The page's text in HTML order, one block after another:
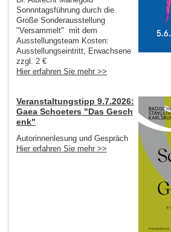
Sonnntagsführung durch die
Große Sonderausstellung
"Versammelt" mit dem
Ausstellungsteam Kosten:
Ausstellungseintritt, Erwachsene
zzgl. 2 €
Hier erfahren Sie mehr >>
Veranstaltungstipp 9.7.2026:
Gaea Schoeters "Das Gesch
enk"
Autorinnenlesung und Gespräch
Hier erfahren Sie mehr >>